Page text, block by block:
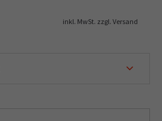
inkl. MwSt. zzgl. Versand